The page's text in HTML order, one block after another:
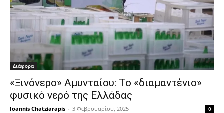
Διάφορα
«Ξινόνερο» Αμυνταίου: Το «διαμαντένιο»
φυσικό νερό της Ελλάδας
Ioannis Chatziarapis - 3 Φεβρουαρίου, 2025 0